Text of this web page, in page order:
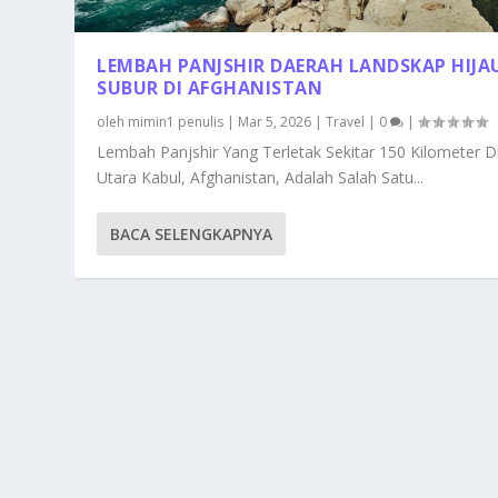
LEMBAH PANJSHIR DAERAH LANDSKAP
SUBUR DI AFGHANISTAN
oleh mimin1 penulis | Mar 5, 2026 |Travel | 0 |
Lembah Panjshir Yang Terletak Sekitar 150 Kilometer
Utara Kabul, Afghanistan, Adalah Salah Satu...
BACA SELENGKAPNYA